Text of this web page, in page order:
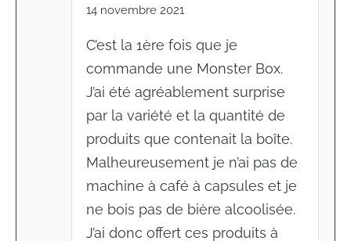
14 novembre 2021
C’est la 1ère fois que je
commande une Monster Box.
J’ai été agréablement surprise
par la variété et la quantité de
produits que contenait la boîte.
Malheureusement je n’ai pas de
machine à café à capsules et je
ne bois pas de bière alcoolisée.
J’ai donc offert ces produits à